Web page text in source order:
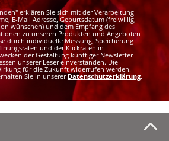
erklären Sie sich mit der Verarbeitung
E-Mail Adresse, Geburtsdatum (freiwillig,
wünschen) und dem Empfang des
zu unseren Produkten und Angeboten
durch individuelle Messung, Speicherung
und der Klickraten in
der Gestaltung künftiger Newsletter
unserer Leser einverstanden. Die
für die Zukunft widerrufen werden.
Sie in unsererDatenschutzerklärung.